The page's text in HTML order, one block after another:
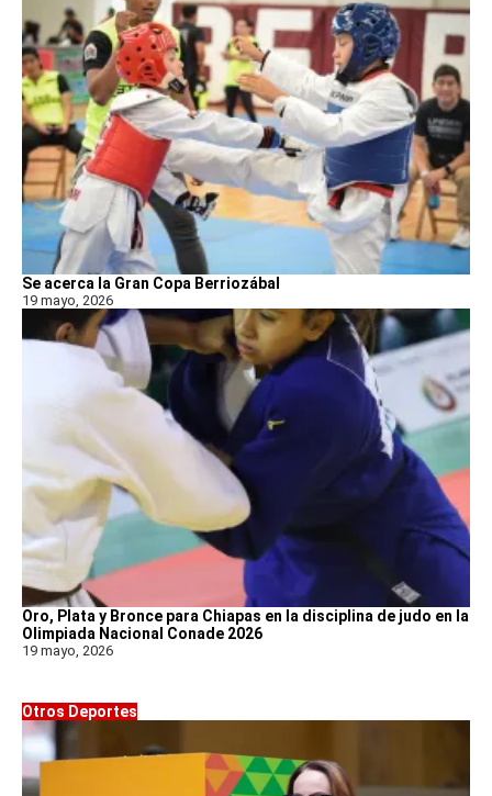
Se acerca la Gran Copa Berriozábal
19 mayo, 2026
Oro, Plata y Bronce para Chiapas en la disciplina de judo en la
Olimpiada Nacional Conade 2026
19 mayo, 2026
Otros Deportes